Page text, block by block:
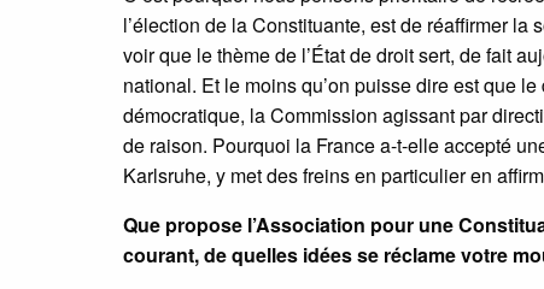
l’élection de la Constituante, est de réaffirmer
voir que le thème de l’État de droit sert, de fait
national. Et le moins qu’on puisse dire est que
démocratique, la Commission agissant par
de raison. Pourquoi la France a-t-elle accepté
Karlsruhe, y met des freins en particulier en
Que propose l’Association pour une
courant, de quelles idées se réclame votre